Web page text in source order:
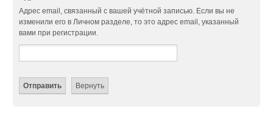
Адрес email, связанный с вашей учётной записью. Если вы не
изменили его в Личном разделе, то это адрес email, указанный
вами при регистрации.